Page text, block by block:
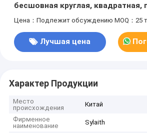
бесшовная круглая, квадратная,
для строительства,
нестандартные размеры и
Цена：Подлежит обсуждению MOQ：25
Лучшая цена
Характер Продукции
Место
происхождения
Китай
Фирменное
наименование
Sylaith